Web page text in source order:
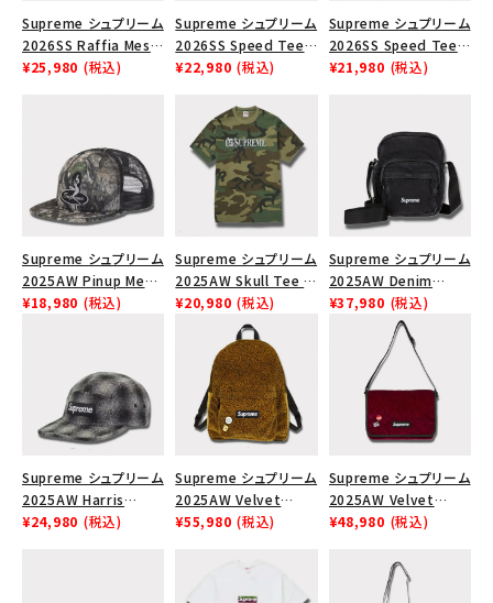
CONTENTS
ACCOUNT MENU
ログイン person 会員登録
Supreme シュプリーム
2026SS Raffia Mesh
Back 5-Panel ラフィア
¥25,980 (税込)
Supreme シュプリーム
2026SS Speed Tee
スピードTシャツ ホワ
¥22,980 (税込)
Supreme シュプリーム
2026SS Speed Tee
スピードTシャツ ブラッ
¥21,980 (税込)
Supreme シュプリーム
2025AW Pinup Mesh
Back 5-Panel Capピ
ルーティンバーHTC フ
ォールカモ
¥18,980 (税込)
Supreme シュプリーム
2025AW Skull Tee ス
カル Tシャツ ウッドラ
¥20,980 (税込)
Supreme シュプリーム
2025AW Denim
Shoulder Bag デニム
ショルダーバッグ ブラッ
¥37,980 (税込)
Supreme シュプリーム
2025AW Harris
Tweed Camp Cap ハ
¥24,980 (税込)
Supreme シュプリーム
2025AW Velvet
Backpack ベルベット
¥55,980 (税込)
Supreme シュプリーム
2025AW Velvet
Small Messenger
ル メッセンジャーバッグ
レッドレオパード
¥48,980 (税込)